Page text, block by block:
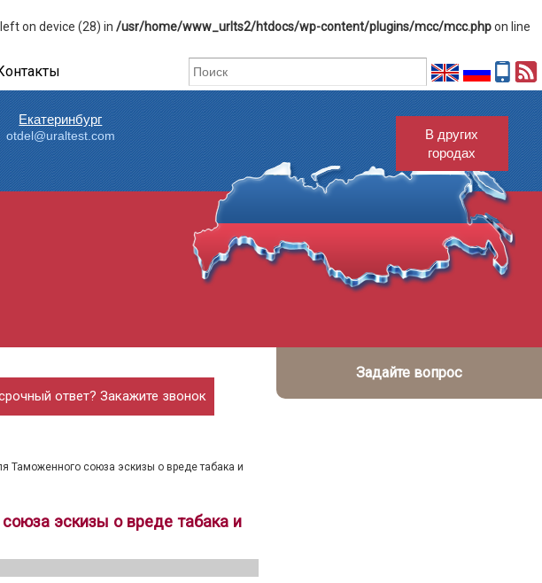
on device (28) in /usr/home/www_urlts2/htdocs/wp-content/plugins/mcc/mcc.phpon line
Екатеринбург
otdel@uraltest.com
В других
городах
Задайте вопрос
ответ? Закажите звонок
Таможенного союза эскизы о вреде табака и
эскизы о вреде табака и